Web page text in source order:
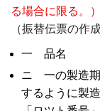
る場合に限る。
（振替伝票の作成
一 品名
ニ 一の製造期
するように製